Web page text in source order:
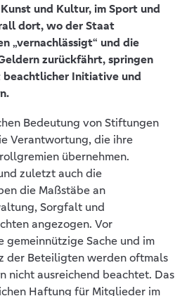
und Kultur, im Sport und
dort, wo der Staat
„vernachlässigt“ und die
zurückfährt, springen
Initiative und
Bedeutung von Stiftungen
Verantwortung, die ihre
übernehmen.
zuletzt auch die
die Maßstäbe an
Sorgfalt und
angezogen. Vor
gemeinnützige Sache und im
der Beteiligten werden oftmals
nicht ausreichend beachtet. Das
Haftung für Mitglieder im